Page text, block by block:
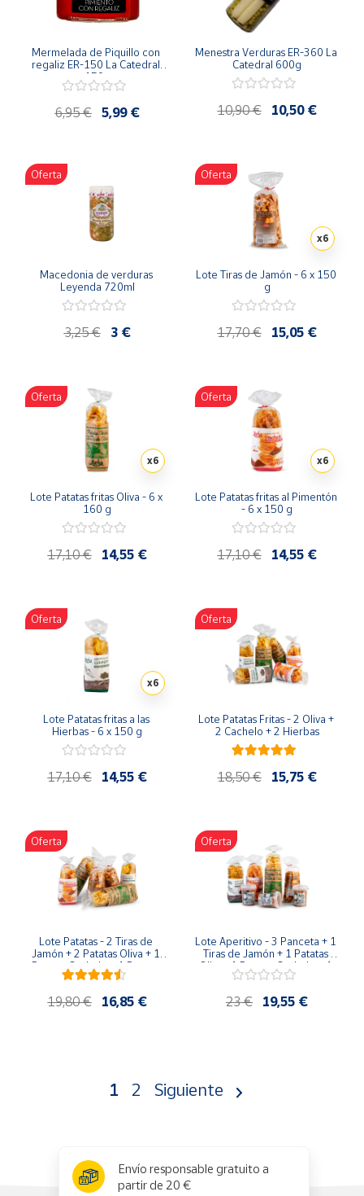
Mermelada de Piquillo con
regaliz ER-150 La Catedral
150g
6,95 € 5,99 €
Menestra Verduras ER-360 La
Catedral 600g
10,90 € 10,50 €
Oferta
Macedonia de verduras
Leyenda 720ml
3,25 € 3 €
Oferta
x6
Lote Tiras de Jamón - 6 x 150
g
17,70 € 15,05 €
Oferta
x6
Lote Patatas fritas Oliva - 6 x
160 g
17,10 € 14,55 €
Oferta
x6
Lote Patatas fritas al Pimentón
- 6 x 150 g
17,10 € 14,55 €
Oferta
x6
Lote Patatas fritas a las
Hierbas - 6 x 150 g
17,10 € 14,55 €
Oferta
Lote Patatas Fritas - 2 Oliva +
2 Cachelo + 2 Hierbas
18,50 € 15,75 €
Oferta
Lote Patatas - 2 Tiras de
Jamón + 2 Patatas Oliva + 1
Patatas Cachelo + 1 Patatas
Hierbas
19,80 € 16,85 €
Oferta
Lote Aperitivo - 3 Panceta + 1
Tiras de Jamón + 1 Patatas
Oliva+ 1 Patatas Cachelo + 1
Patatas Hierbas
23 € 19,55 €
1 2 Siguiente
Envío responsable gratuito a
partir de 20 €